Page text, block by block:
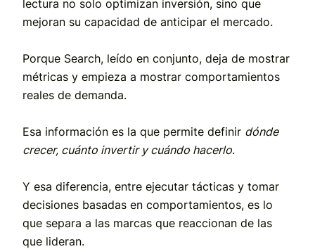
lectura no solo optimizan inversión, sino que
mejoran su capacidad de anticipar el mercado.
Porque Search, leído en conjunto, deja de mostrar
métricas y empieza a mostrar comportamientos
reales de demanda.
Esa información es la que permite definir dónde
crecer, cuánto invertir y cuándo hacerlo.
Y esa diferencia, entre ejecutar tácticas y tomar
decisiones basadas en comportamientos, es lo
que separa a las marcas que reaccionan de las
que lideran.